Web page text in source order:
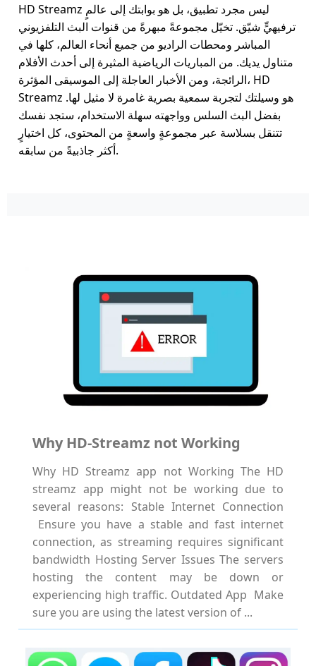
HD Streamz ليس مجرد تطبيق، بل هو بوابتك إلى عالمٍ
ترفيهيٍّ شيّق. تخيّل مجموعةً مبهرةً من قنوات البث التلفزيوني
المباشر ومحطات الراديو من جميع أنحاء العالم، كلها في
متناول يديك. من المباريات الرياضية المثيرة إلى أحدث الأفلام
الرائجة، ومن الأخبار العاجلة إلى الموسيقى المؤثرة، HD
Streamz هو وسيلتك لتجربة سمعية بصرية غامرة لا مثيل لها.
بفضل البث السلس وواجهته سهلة الاستخدام، ستجد نفسك
تتنقل بسلاسة عبر مجموعةٍ واسعةٍ من المحتوى، كل اختيارٍ
أكثر جاذبيةً من سابقه.
Why HD-Streamz not Working
Why HD Streamz app not Working The HD
streamz app might not be working due to
several reasons: Stable Internet Connection
Ensure you have a stable and fast internet
connection, as streaming requires significant
bandwidth Hosting Server Issues The servers
hosting the content may be down or
experiencing high traffic. Outdated App Make
sure you are using the latest version of ...